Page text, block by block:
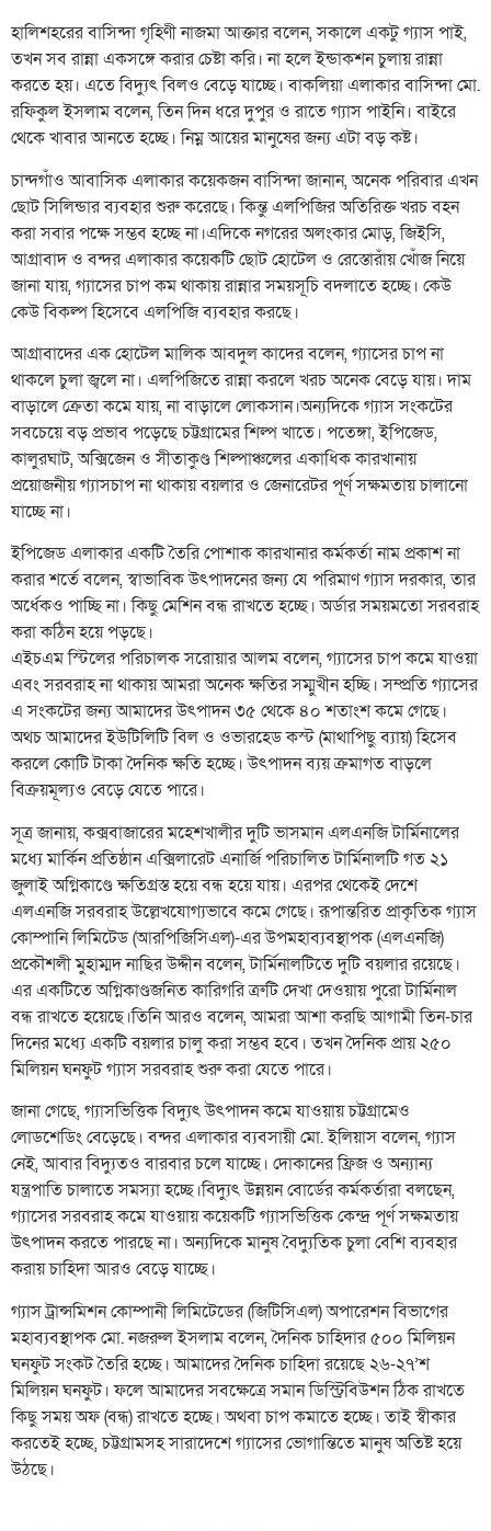
হালিশহরের বাসিন্দা গৃহিণী নাজমা আক্তার বলেন, সকালে একটু গ্যাস পাই,
তখন সব রান্না একসঙ্গে করার চেষ্টা করি। না হলে ইন্ডাকশন চুলায় রান্না
করতে হয়। এতে বিদ্যুৎ বিলও বেড়ে যাচ্ছে। বাকলিয়া এলাকার বাসিন্দা মো.
রফিকুল ইসলাম বলেন, তিন দিন ধরে দুপুর ও রাতে গ্যাস পাইনি। বাইরে
থেকে খাবার আনতে হচ্ছে। নিম্ন আয়ের মানুষের জন্য এটা বড় কষ্ট।
চান্দগাঁও আবাসিক এলাকার কয়েকজন বাসিন্দা জানান, অনেক পরিবার এখন
ছোট সিলিন্ডার ব্যবহার শুরু করেছে। কিন্তু এলপিজির অতিরিক্ত খরচ বহন
করা সবার পক্ষে সম্ভব হচ্ছে না।এদিকে নগরের অলংকার মোড়, জিইসি,
আগ্রাবাদ ও বন্দর এলাকার কয়েকটি ছোট হোটেল ও রেস্তোরাঁয় খোঁজ নিয়ে
জানা যায়, গ্যাসের চাপ কম থাকায় রান্নার সময়সূচি বদলাতে হচ্ছে। কেউ
কেউ বিকল্প হিসেবে এলপিজি ব্যবহার করছে।
আগ্রাবাদের এক হোটেল মালিক আবদুল কাদের বলেন, গ্যাসের চাপ না
থাকলে চুলা জ্বলে না। এলপিজিতে রান্না করলে খরচ অনেক বেড়ে যায়। দাম
বাড়ালে ক্রেতা কমে যায়, না বাড়ালে লোকসান।অন্যদিকে গ্যাস সংকটের
সবচেয়ে বড় প্রভাব পড়েছে চট্টগ্রামের শিল্প খাতে। পতেঙ্গা, ইপিজেড,
কালুরঘাট, অক্সিজেন ও সীতাকুণ্ড শিল্পাঞ্চলের একাধিক কারখানায়
প্রয়োজনীয় গ্যাসচাপ না থাকায় বয়লার ও জেনারেটর পূর্ণ সক্ষমতায় চালানো
যাচ্ছে না।
ইপিজেড এলাকার একটি তৈরি পোশাক কারখানার কর্মকর্তা নাম প্রকাশ না
করার শর্তে বলেন, স্বাভাবিক উৎপাদনের জন্য যে পরিমাণ গ্যাস দরকার, তার
অর্ধেকও পাচ্ছি না। কিছু মেশিন বন্ধ রাখতে হচ্ছে। অর্ডার সময়মতো সরবরাহ
করা কঠিন হয়ে পড়ছে।
এইচএম স্টিলের পরিচালক সরোয়ার আলম বলেন, গ্যাসের চাপ কমে যাওয়া
এবং সরবরাহ না থাকায় আমরা অনেক ক্ষতির সম্মুখীন হচ্ছি। সম্প্রতি গ্যাসের
এ সংকটের জন্য আমাদের উৎপাদন ৩৫ থেকে ৪০ শতাংশ কমে গেছে।
অথচ আমাদের ইউটিলিটি বিল ও ওভারহেড কস্ট (মাথাপিছু ব্যায়) হিসেব
করলে কোটি টাকা দৈনিক ক্ষতি হচ্ছে। উৎপাদন ব্যয় ক্রমাগত বাড়লে
বিক্রয়মূল্যও বেড়ে যেতে পারে।
সূত্র জানায়, কক্সবাজারের মহেশখালীর দুটি ভাসমান এলএনজি টার্মিনালের
মধ্যে মার্কিন প্রতিষ্ঠান এক্সিলারেট এনার্জি পরিচালিত টার্মিনালটি গত ২১
জুলাই অগ্নিকাণ্ডে ক্ষতিগ্রস্ত হয়ে বন্ধ হয়ে যায়। এরপর থেকেই দেশে
এলএনজি সরবরাহ উল্লেখযোগ্যভাবে কমে গেছে। রূপান্তরিত প্রাকৃতিক গ্যাস
কোম্পানি লিমিটেড (আরপিজিসিএল)-এর উপমহাব্যবস্থাপক (এলএনজি)
প্রকৌশলী মুহাম্মদ নাছির উদ্দীন বলেন, টার্মিনালটিতে দুটি বয়লার রয়েছে।
এর একটিতে অগ্নিকাণ্ডজনিত কারিগরি ত্রুটি দেখা দেওয়ায় পুরো টার্মিনাল
বন্ধ রাখতে হয়েছে।তিনি আরও বলেন, আমরা আশা করছি আগামী তিন-চার
দিনের মধ্যে একটি বয়লার চালু করা সম্ভব হবে। তখন দৈনিক প্রায় ২৫০
মিলিয়ন ঘনফুট গ্যাস সরবরাহ শুরু করা যেতে পারে।
জানা গেছে, গ্যাসভিত্তিক বিদ্যুৎ উৎপাদন কমে যাওয়ায় চট্টগ্রামেও
লোডশেডিং বেড়েছে। বন্দর এলাকার ব্যবসায়ী মো. ইলিয়াস বলেন, গ্যাস
নেই, আবার বিদ্যুতও বারবার চলে যাচ্ছে। দোকানের ফ্রিজ ও অন্যান্য
যন্ত্রপাতি চালাতে সমস্যা হচ্ছে।বিদ্যুৎ উন্নয়ন বোর্ডের কর্মকর্তারা বলছেন,
গ্যাসের সরবরাহ কমে যাওয়ায় কয়েকটি গ্যাসভিত্তিক কেন্দ্র পূর্ণ সক্ষমতায়
উৎপাদন করতে পারছে না। অন্যদিকে মানুষ বৈদ্যুতিক চুলা বেশি ব্যবহার
করায় চাহিদা আরও বেড়ে যাচ্ছে।
গ্যাস ট্রান্সমিশন কোম্পানী লিমিটেডের (জিটিসিএল) অপারেশন বিভাগের
মহাব্যবস্থাপক মো. নজরুল ইসলাম বলেন, দৈনিক চাহিদার ৫০০ মিলিয়ন
ঘনফুট সংকট তৈরি হচ্ছে। আমাদের দৈনিক চাহিদা রয়েছে ২৬-২৭’শ
মিলিয়ন ঘনফুট। ফলে আমাদের সবক্ষেত্রে সমান ডিস্ট্রিবিউশন ঠিক রাখতে
কিছু সময় অফ (বন্ধ) রাখতে হচ্ছে। অথবা চাপ কমাতে হচ্ছে। তাই স্বীকার
করতেই হচ্ছে, চট্টগ্রামসহ সারাদেশে গ্যাসের ভোগান্তিতে মানুষ অতিষ্ট হয়ে
উঠছে।